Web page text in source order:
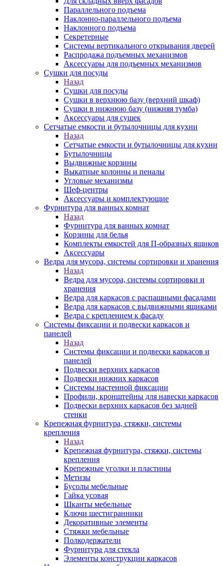
Параллельного подъема
Наклонно-параллельного подъема
Наклонного подъема
Секретерные
Системы вертикального открывания дверей
Распродажа подъемных механизмов
Аксессуары для подъемных механизмов
Сушки для посуды
Назад
Сушки для посуды
Сушки в верхнюю базу (верхний шкаф)
Сушки в нижнюю базу (нижняя тумба)
Аксессуары для сушек
Сетчатые емкости и бутылочницы для кухни
Назад
Сетчатые емкости и бутылочницы для кухни
Бутылочницы
Выдвижные корзины
Выкатные колонны и пеналы
Угловые механизмы
Шеф-центры
Аксессуары и комплектующие
Фурнитура для ванных комнат
Назад
Фурнитура для ванных комнат
Корзины для белья
Комплекты емкостей для П-образных ящиков
Аксессуары
Ведра для мусора, системы сортировки и хранения
Назад
Ведра для мусора, системы сортировки и
хранения
Ведра для каркасов с распашными фасадами
Ведра для каркасов с выдвижными ящиками
Ведра с креплением к фасаду
Системы фиксации и подвески каркасов и
панелей
Назад
Системы фиксации и подвески каркасов и
панелей
Подвески верхних каркасов
Подвески нижних каркасов
Системы настенной фиксации
Профили, кронштейны для навески каркасов
Подвески верхних каркасов без задней
стенки
Крепежная фурнитура, стяжки, системы
крепления
Назад
Крепежная фурнитура, стяжки, системы
крепления
Крепежные уголки и пластины
Метизы
Бусолы мебельные
Гайка усовая
Шканты мебельные
Ключи шестигранники
Декоративные элементы
Стяжки мебельные
Полкодержатели
Фурнитура для стекла
Элементы конструкции каркасов